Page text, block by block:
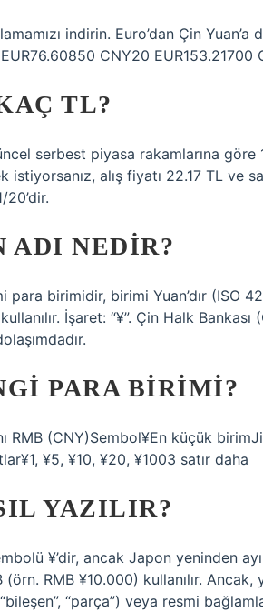
indirin. Euro’dan Çin Yuan’a
CNY20 EUR153.21700
TL?
serbest piyasa rakamlarına göre
alış fiyatı 22.17 TL ve
20’dir.
ADI NEDIR?
para birimidir, birimi Yuan’dır (ISO
İşaret: “¥”. Çin Halk
PARA BIRIMI?
RMB (CNY)Sembol¥En küçük
¥5, ¥10, ¥20, ¥1003 satır daha
YAZILIR?
¥’dir, ancak Japon yeninden
RMB ¥10.000) kullanılır.
“parça”) veya resmi